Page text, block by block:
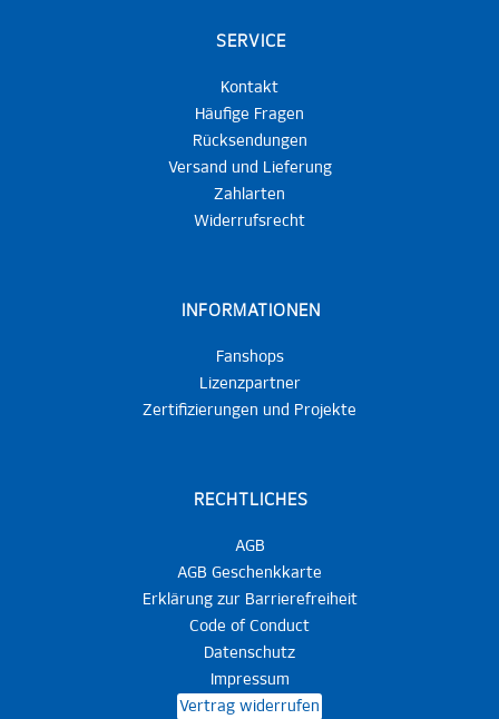
SERVICE
Kontakt
Häufige Fragen
Rücksendungen
Versand und Lieferung
Zahlarten
Widerrufsrecht
INFORMATIONEN
Fanshops
Lizenzpartner
Zertifizierungen und Projekte
RECHTLICHES
AGB
AGB Geschenkkarte
Erklärung zur Barrierefreiheit
Code of Conduct
Datenschutz
Impressum
Vertrag widerrufen